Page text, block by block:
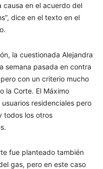
causa en el acuerdo del
dice en el texto en el
la cuestionada Alejandra
semana pasada en contra
con un criterio mucho
la Corte. El Máximo
residenciales pero
todos los otros
fue planteado también
gas, pero en este caso